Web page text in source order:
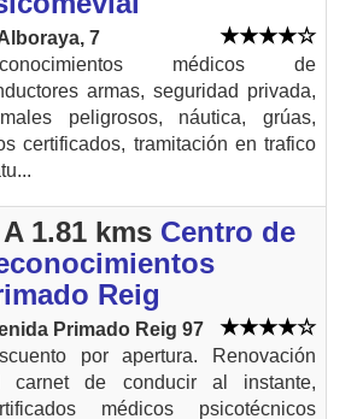
7
médicos de
armas, seguridad privada,
peligrosos, náutica, grúas,
certificados, tramitación en trafico
A 1.81 kms Centro de
Reig
Primado Reig 97
por apertura. Renovación
carnet de conducir al instante,
médicos psicotécnicos